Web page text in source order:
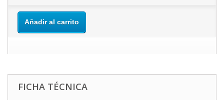
Añadir al carrito
FICHA TÉCNICA